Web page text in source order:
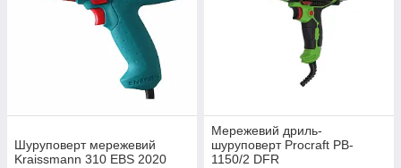
Шуруповерт мережевий
Kraissmann 310 EBS 2020
Мережевий дриль-
шуруповерт Procraft PB-
1150/2 DFR